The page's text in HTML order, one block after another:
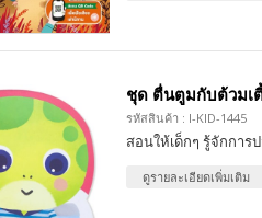
ชุด ตื่นตูมกับต้วมเ
รหัสสินค้า : I-KID-1445
สอนให้เด็กๆ รู้จักกา
ดูรายละเอียดเพิ่มเติม